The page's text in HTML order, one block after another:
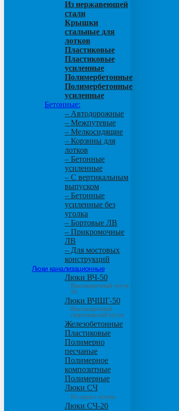
Из нержавеющей
стали
Крышки
стальные для
лотков
Пластиковые
Пластиковые
усиленные
Полимербетонные
Полимербетонные
усиленные
Бетонные:
– Автодорожные
– Межпутевые
– Мелкосидящие
– Корзины для
лотков
– Бетонные
усиленные
– С вертикальным
выпуском
– Бетонные
усиленные без
уголка
– Бортовые ЛВ
– Прикромочные
ЛВ
– Для мостовых
конструкций
Люки канализационные
Люки ВЧ-50
Высокопрочный чугун
50
Люки ВЧШГ-50
Высокопрочный
сверхтяжелый чугун
Железобетонные
Пластиковые
Полимерно
песчаные
Полимерное
композитные
Полимерные
Люки СЧ
Из серого чугуна
Люки СЧ-20